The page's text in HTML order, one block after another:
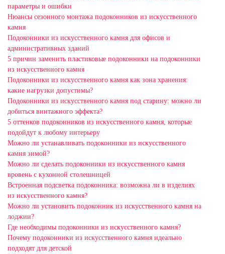
параметры и ошибки
Нюансы сезонного монтажа подоконников из искусственного
камня
Подоконники из искусственного камня для офисов и
административных зданий
5 причин заменить пластиковые подоконники на подоконники
из искусственного камня
Подоконники из искусственного камня как зона хранения:
какие нагрузки допустимы?
Подоконники из искусственного камня под старину: можно ли
добиться винтажного эффекта?
5 оттенков подоконников из искусственного камня, которые
подойдут к любому интерьеру
Можно ли устанавливать подоконники из искусственного
камня зимой?
Можно ли сделать подоконники из искусственного камня
вровень с кухонной столешницей
Встроенная подсветка подоконника: возможна ли в изделиях
из искусственного камня?
Можно ли установить подоконник из искусственного камня на
лоджии?
Где необходимы подоконники из искусственного камня?
Почему подоконники из искусственного камня идеально
подходят для детской